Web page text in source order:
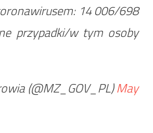
14 006/698
przypadki/w tym osoby
(@MZ_GOV_PL)May